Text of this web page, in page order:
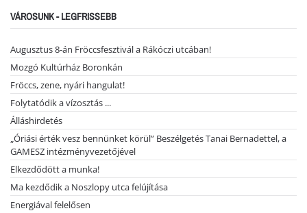
VÁROSUNK - LEGFRISSEBB
Augusztus 8-án Fröccsfesztivál a Rákóczi utcában!
Mozgó Kultúrház Boronkán
Fröccs, zene, nyári hangulat!
Folytatódik a vízosztás ...
Álláshirdetés
„Óriási érték vesz bennünket körül” Beszélgetés Tanai Bernadettel, a
GAMESZ intézményvezetőjével
Elkezdődött a munka!
Ma kezdődik a Noszlopy utca felújítása
Energiával felelősen